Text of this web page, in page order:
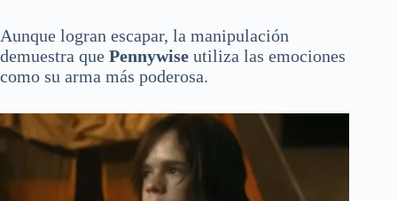
Aunque logran escapar, la manipulación
demuestra que Pennywise utiliza las emociones
como su arma más poderosa.